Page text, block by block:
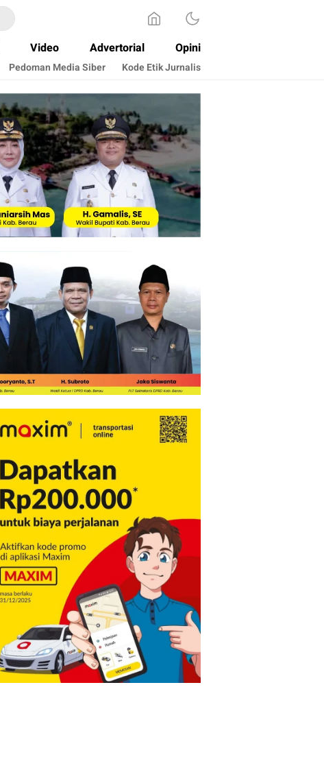
Video Advertorial Opini
Pedoman Media Siber Kode Etik Jurnalis